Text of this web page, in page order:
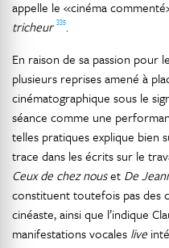
appelle le «cinéma
tricheur 335.
En raison de sa passion pour
plusieurs reprises amené à
cinématographique sous le
séance comme une
telles pratiques explique bien
trace dans les écrits sur le
Ceux de chez nouset De
constituent toutefois pas des
cinéaste, ainsi que l’indique
manifestations vocales live